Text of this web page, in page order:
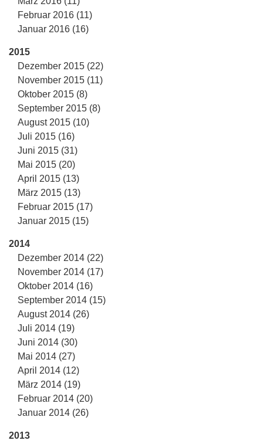
Februar 2016 (11)
Januar 2016 (16)
2015
Dezember 2015 (22)
November 2015 (11)
Oktober 2015 (8)
September 2015 (8)
August 2015 (10)
Juli 2015 (16)
Juni 2015 (31)
Mai 2015 (20)
April 2015 (13)
März 2015 (13)
Februar 2015 (17)
Januar 2015 (15)
2014
Dezember 2014 (22)
November 2014 (17)
Oktober 2014 (16)
September 2014 (15)
August 2014 (26)
Juli 2014 (19)
Juni 2014 (30)
Mai 2014 (27)
April 2014 (12)
März 2014 (19)
Februar 2014 (20)
Januar 2014 (26)
2013